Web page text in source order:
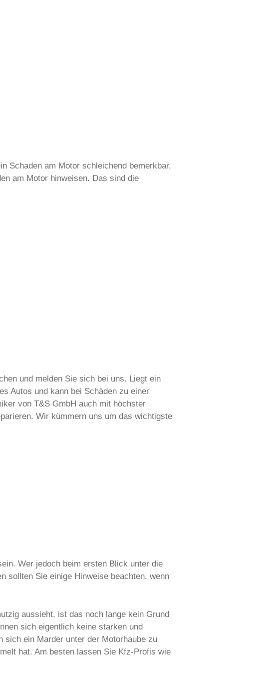
Schaden am Motor schleichend bemerkbar,
am Motor hinweisen. Das sind die
und melden Sie sich bei uns. Liegt ein
Autos und kann bei Schäden zu einer
von T&S GmbH auch mit höchster
Wir kümmern uns um das wichtigste
Wer jedoch beim ersten Blick unter die
sollten Sie einige Hinweise beachten, wenn
aussieht, ist das noch lange kein Grund
sich eigentlich keine starken und
ein Marder unter der Motorhaube zu
hat. Am besten lassen Sie Kfz-Profis wie